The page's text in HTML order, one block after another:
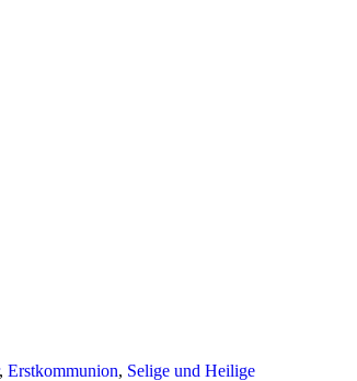
, Erstkommunion, Selige und Heilige